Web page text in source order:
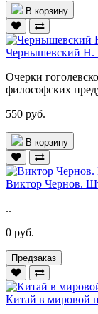
В корзину
Чернышевский Н.
Очерки
философских
550 руб.
В корзину
Виктор Чернов.
..
0 руб.
Предзаказ
Китай в мировой